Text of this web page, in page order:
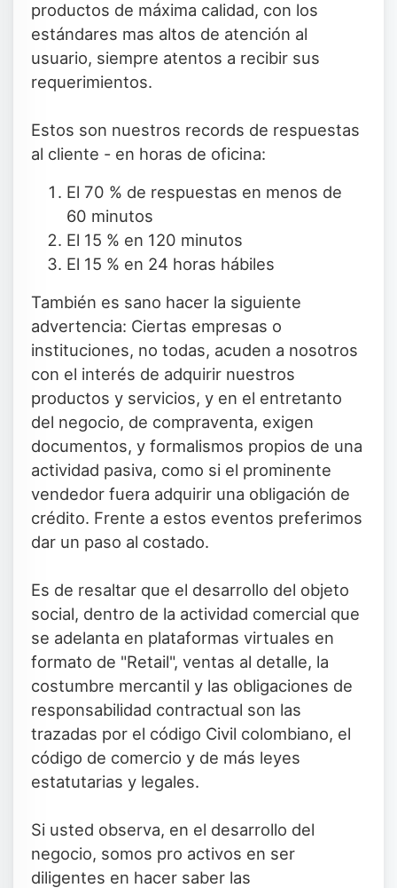
productos de máxima calidad, con los
estándares mas altos de atención al
usuario, siempre atentos a recibir sus
requerimientos.
Estos son nuestros records de respuestas
al cliente - en horas de oficina:
El 70 % de respuestas en menos de
60 minutos
El 15 % en 120 minutos
El 15 % en 24 horas hábiles
También es sano hacer la siguiente
advertencia: Ciertas empresas o
instituciones, no todas, acuden a nosotros
con el interés de adquirir nuestros
productos y servicios, y en el entretanto
del negocio, de compraventa, exigen
documentos, y formalismos propios de una
actividad pasiva, como si el prominente
vendedor fuera adquirir una obligación de
crédito. Frente a estos eventos preferimos
dar un paso al costado.
Es de resaltar que el desarrollo del objeto
social, dentro de la actividad comercial que
se adelanta en plataformas virtuales en
formato de "Retail", ventas al detalle, la
costumbre mercantil y las obligaciones de
responsabilidad contractual son las
trazadas por el código Civil colombiano, el
código de comercio y de más leyes
estatutarias y legales.
Si usted observa, en el desarrollo del
negocio, somos pro activos en ser
diligentes en hacer saber las